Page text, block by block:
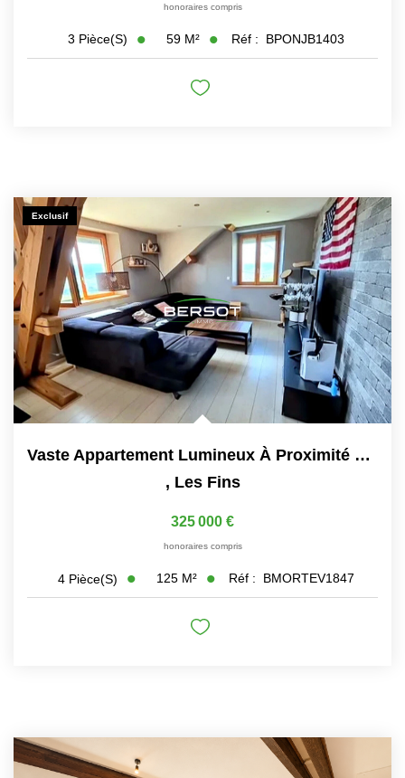
honoraires compris
3 Pièce(s) 59 M² Réf : BPONJB1403
Exclusif
Vaste Appartement Lumineux À Proximité De La Suisse
, Les Fins
325 000 €
honoraires compris
4 Pièce(s) 125 M² Réf : BMORTEV1847